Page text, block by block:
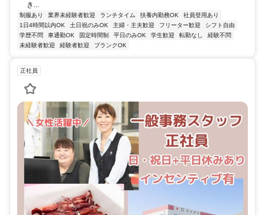
き...
制服あり 業界未経験者歓迎 ランチタイム 扶養内勤務OK
社員登用あり
1日4時間以内OK
土日祝のみOK 主婦・主夫歓迎 フリーター歓迎
シフト自由
学歴不問
車通勤OK 固定時間制 平日のみOK 学生歓迎 転勤なし
経験不問
未経験者歓迎
経験者歓迎 ブランクOK
正社員